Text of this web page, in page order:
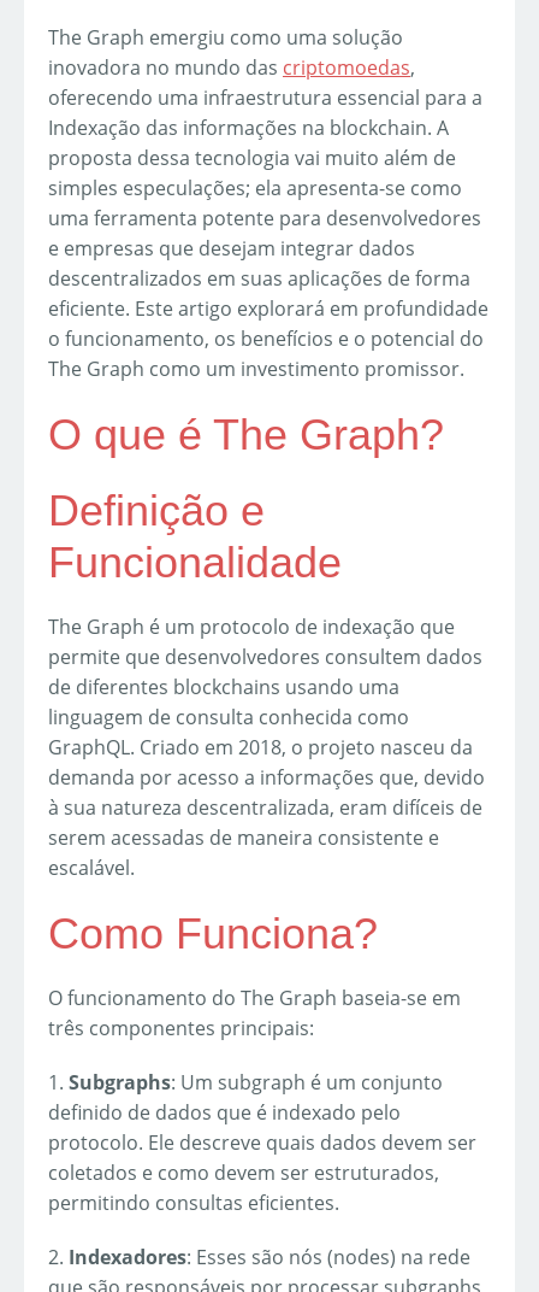
The Graph emergiu como uma solução
inovadora no mundo das criptomoedas,
oferecendo uma infraestrutura essencial para a
Indexação das informações na blockchain. A
proposta dessa tecnologia vai muito além de
simples especulações; ela apresenta-se como
uma ferramenta potente para desenvolvedores
e empresas que desejam integrar dados
descentralizados em suas aplicações de forma
eficiente. Este artigo explorará em profundidade
o funcionamento, os benefícios e o potencial do
The Graph como um investimento promissor.
O que é The Graph?
Definição e
Funcionalidade
The Graph é um protocolo de indexação que
permite que desenvolvedores consultem dados
de diferentes blockchains usando uma
linguagem de consulta conhecida como
GraphQL. Criado em 2018, o projeto nasceu da
demanda por acesso a informações que, devido
à sua natureza descentralizada, eram difíceis de
serem acessadas de maneira consistente e
escalável.
Como Funciona?
O funcionamento do The Graph baseia-se em
três componentes principais:
1. Subgraphs: Um subgraph é um conjunto
definido de dados que é indexado pelo
protocolo. Ele descreve quais dados devem ser
coletados e como devem ser estruturados,
permitindo consultas eficientes.
2. Indexadores: Esses são nós (nodes) na rede